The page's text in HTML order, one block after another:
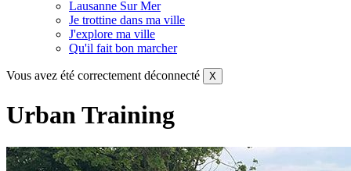
Lausanne Sur Mer
Je trottine dans ma ville
J'explore ma ville
Qu'il fait bon marcher
Vous avez été correctement déconnecté X
Urban Training